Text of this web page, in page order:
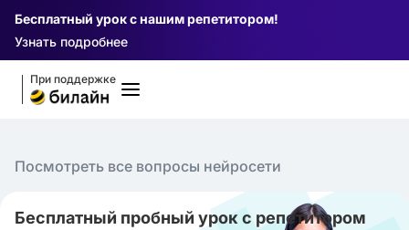
Бесплатный урок с нашим репетитором!
Узнать подробнее
При поддержке
Посмотреть все вопросы нейросети
Бесплатный пробный урок с репетитором